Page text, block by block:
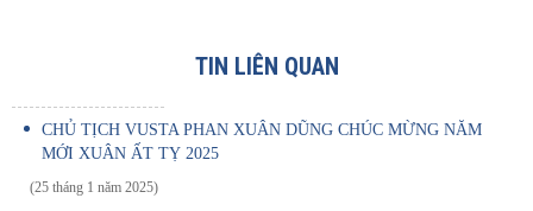
TIN LIÊN QUAN
CHỦ TỊCH VUSTA PHAN XUÂN DŨNG CHÚC MỪNG NĂM
MỚI XUÂN ẤT TỴ 2025
(25 tháng 1 năm 2025)